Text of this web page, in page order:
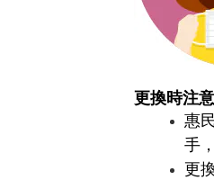
更換時注
惠
手
更